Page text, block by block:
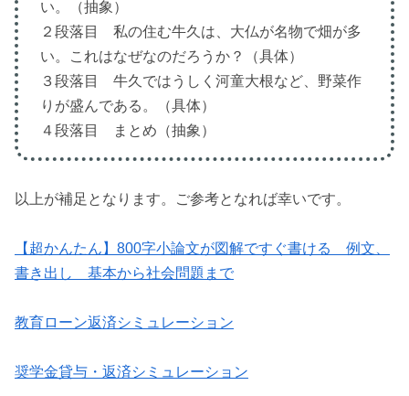
い。（抽象）
２段落目 私の住む牛久は、大仏が名物で畑が多
い。これはなぜなのだろうか？（具体）
３段落目 牛久ではうしく河童大根など、野菜作
りが盛んである。（具体）
４段落目 まとめ（抽象）
以上が補足となります。ご参考となれば幸いです。
【超かんたん】800字小論文が図解ですぐ書ける 例文、
書き出し 基本から社会問題まで
教育ローン返済シミュレーション
奨学金貸与・返済シミュレーション